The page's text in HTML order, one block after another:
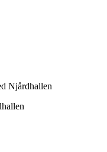
Njårdhallen